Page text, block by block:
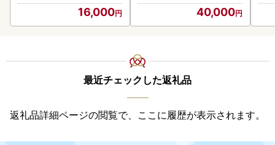
16,000 40,000
最近チェックした返礼品
返礼品詳細ページの閲覧で、ここに履歴が表示されます。